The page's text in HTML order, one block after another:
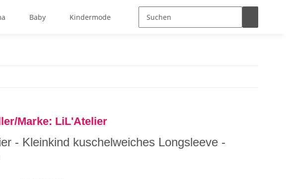
Baby Kindermode Neu
Marke: LiL'Atelier
- Kleinkind kuschelweiches Longsleeve -